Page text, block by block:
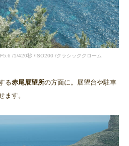
/1/420秒 /ISO200 /クラシッククローム
る赤尾展望所の方面に。展望台や駐車
ます。